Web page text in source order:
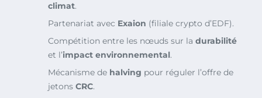
climat.
Partenariat avec Exaion (filiale crypto d’EDF).
Compétition entre les nœuds sur la durabilité
et l’impact environnemental.
Mécanisme de halving pour réguler l’offre de
jetons CRC.